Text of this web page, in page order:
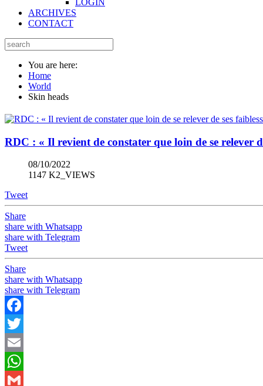
LOGIN
ARCHIVES
CONTACT
You are here:
Home
World
Skin heads
RDC : « Il revient de constater que loin de se relever
08/10/2022
1147 K2_VIEWS
Tweet
Share
share with Whatsapp
share with Telegram
Tweet
Share
share with Whatsapp
share with Telegram
Facebook
Twitter
Email
WhatsApp